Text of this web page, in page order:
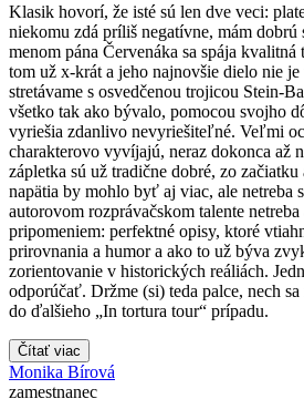
Klasik hovorí, že isté sú len dve veci:
niekomu zdá príliš negatívne, mám dobrú
menom pána Červenáka sa spája kvalitná
tom už x-krát a jeho najnovšie dielo nie
stretávame s osvedčenou trojicou Stein-
všetko tak ako bývalo, pomocou svojho
vyriešia zdanlivo nevyriešiteľné. Veľmi
charakterovo vyvíjajú, neraz dokonca až
zápletka sú už tradične dobré, zo
napätia by mohlo byť aj viac, ale netreba
autorovom rozprávačskom talente
pripomeniem: perfektné opisy, ktoré
prirovnania a humor a ako to už býva
zorientovanie v historických reáliách.
odporúčať. Držme (si) teda palce, nech
do ďalšieho „In tortura tour“ prípadu.
Čítať viac
Monika Bírová
zamestnanec